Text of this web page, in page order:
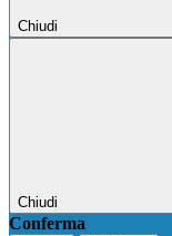
Chiudi
Chiudi
Conferma